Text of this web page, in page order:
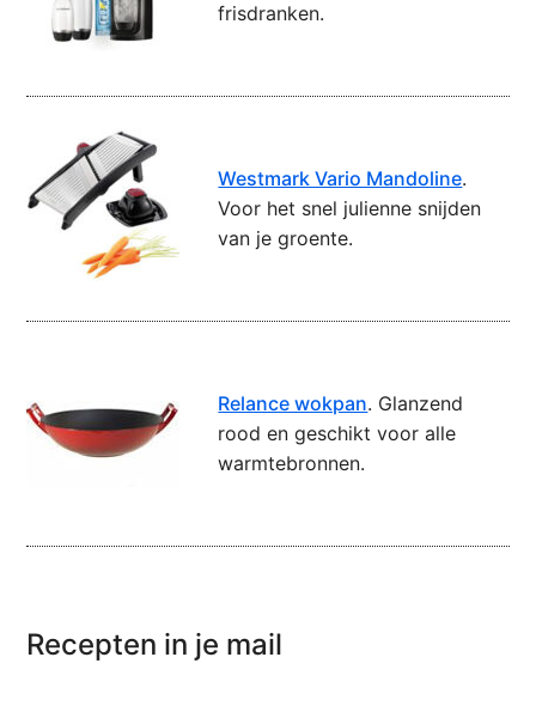
frisdranken.
Westmark Vario Mandoline.
Voor het snel julienne snijden
van je groente.
Relance wokpan. Glanzend
rood en geschikt voor alle
warmtebronnen.
Recepten in je mail